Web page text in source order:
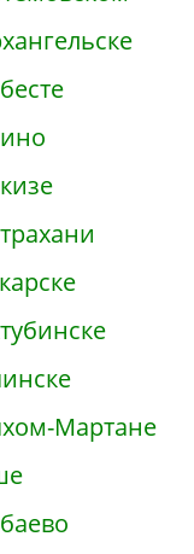
Мартане